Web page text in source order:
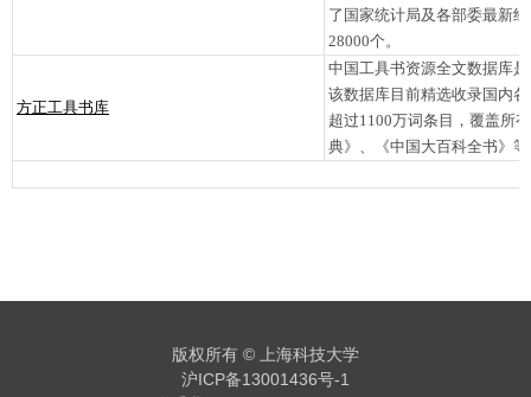
了国家统计局及各部委最新
28000个。
方正工具书库
中国工具书资源全文数据库
该数据库目前精选收录国内
超过1100万词条目，覆盖所
典》、《中国大百科全书》
版权所有 © 上海科技大学
沪ICP备13001436号-1